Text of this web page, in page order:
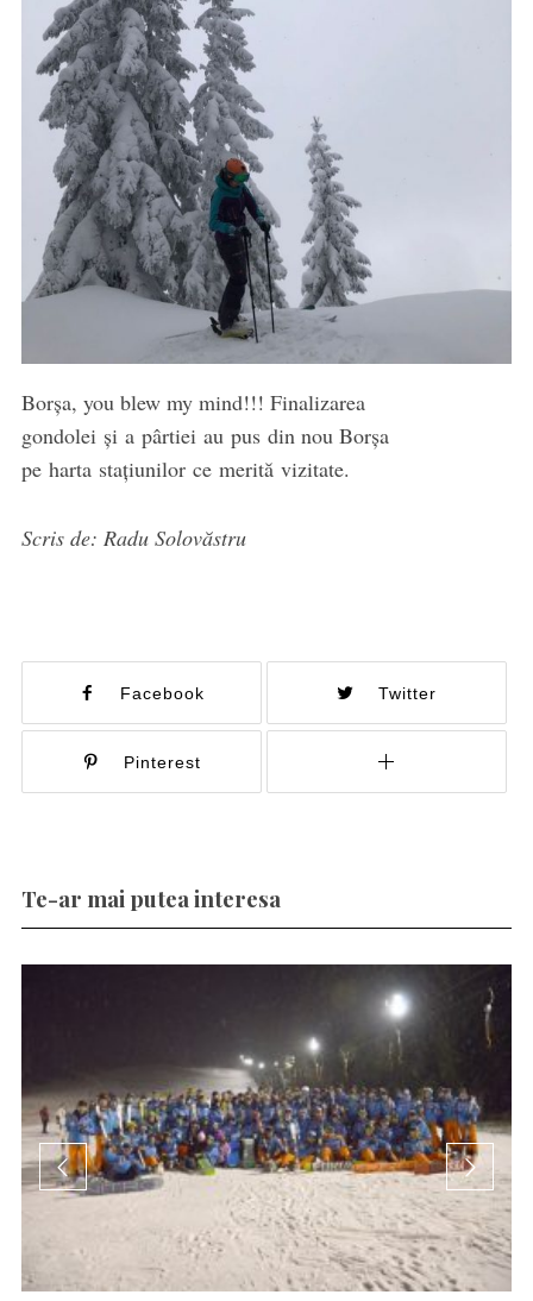
Borșa, you blew my mind!!! Finalizarea
gondolei și a pârtiei au pus din nou Borșa
pe harta stațiunilor ce merită vizitate.
Scris de: Radu Solovăstru
Facebook Twitter
Pinterest
Te-ar mai putea interesa